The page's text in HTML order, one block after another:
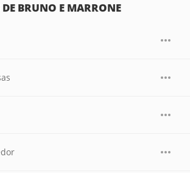
BRUNO E MARRONE